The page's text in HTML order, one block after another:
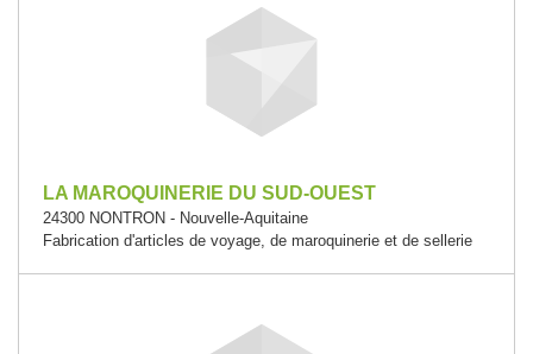
LA MAROQUINERIE DU SUD-OUEST
24300 NONTRON - Nouvelle-Aquitaine
Fabrication d'articles de voyage, de maroquinerie et de sellerie